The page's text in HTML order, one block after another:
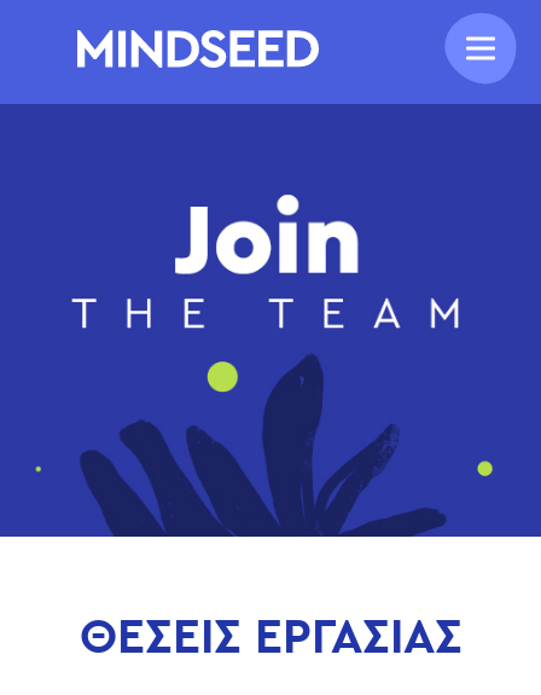
ΘΕΣΕΙΣ ΕΡΓΑΣΙΑΣ